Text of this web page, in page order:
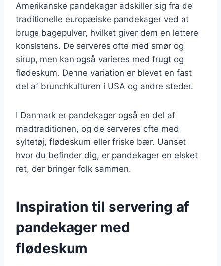
Amerikanske pandekager adskiller sig fra de
traditionelle europæiske pandekager ved at
bruge bagepulver, hvilket giver dem en lettere
konsistens. De serveres ofte med smør og
sirup, men kan også varieres med frugt og
flødeskum. Denne variation er blevet en fast
del af brunchkulturen i USA og andre steder.
I Danmark er pandekager også en del af
madtraditionen, og de serveres ofte med
syltetøj, flødeskum eller friske bær. Uanset
hvor du befinder dig, er pandekager en elsket
ret, der bringer folk sammen.
Inspiration til servering af
pandekager med
flødeskum